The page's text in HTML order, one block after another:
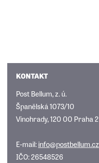
KONTAKT
Post Bellum, z. ú.
Španělská 1073/10
Vinohrady, 120 00 Praha 2
E-mail:info@postbellum.cz
IČO: 26548526